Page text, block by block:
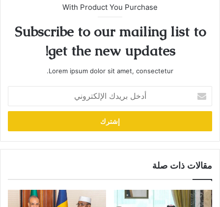
With Product You Purchase
Subscribe to our mailing list to
get the new updates!
Lorem ipsum dolor sit amet, consectetur.
بريدك
الإلكتروني
مقالات ذات صلة